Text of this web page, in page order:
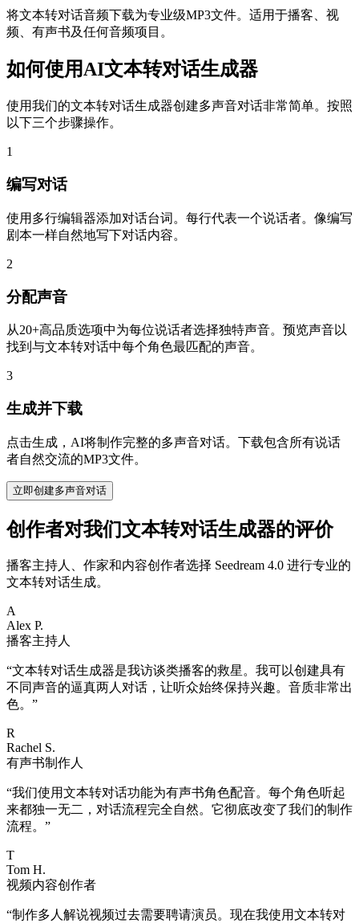
将文本转对话音频下载为专业级MP3文件。适用于播客、视
频、有声书及任何音频项目。
如何使用AI文本转对话生成器
使用我们的文本转对话生成器创建多声音对话非常简单。按照
以下三个步骤操作。
1
编写对话
使用多行编辑器添加对话台词。每行代表一个说话者。像编写
剧本一样自然地写下对话内容。
2
分配声音
从20+高品质选项中为每位说话者选择独特声音。预览声音以
找到与文本转对话中每个角色最匹配的声音。
3
生成并下载
点击生成，AI将制作完整的多声音对话。下载包含所有说话
者自然交流的MP3文件。
立即创建多声音对话
创作者对我们文本转对话生成器的评价
播客主持人、作家和内容创作者选择 Seedream 4.0 进行专业的
文本转对话生成。
A
Alex P.
播客主持人
“文本转对话生成器是我访谈类播客的救星。我可以创建具有
不同声音的逼真两人对话，让听众始终保持兴趣。音质非常出
色。 ”
R
Rachel S.
有声书制作人
“我们使用文本转对话功能为有声书角色配音。每个角色听起
来都独一无二，对话流程完全自然。它彻底改变了我们的制作
流程。 ”
T
Tom H.
视频内容创作者
“制作多人解说视频过去需要聘请演员。现在我使用文本转对